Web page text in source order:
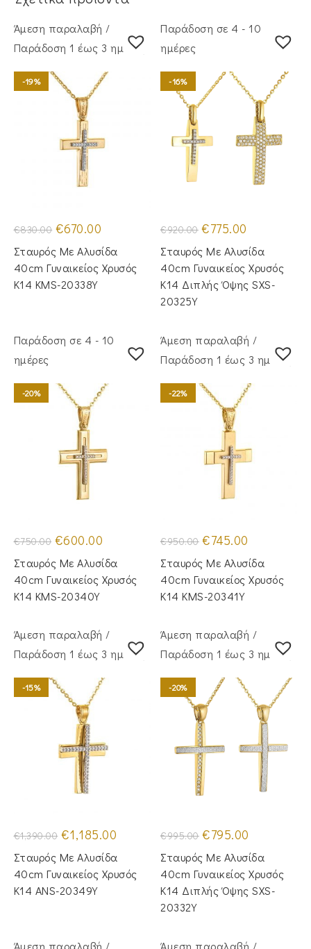
Άμεση παραλαβή /
Παράδoση 1 έως 3 ημέρες
-19%
€830.00 Original
price
was:
€830.00.
€670.00
τιμή
είναι:
€670.00.
Σταυρός Με Αλυσίδα
40cm Γυναικείος Χρυσός
Κ14 KMS-20338Y
Παράδοση σε 4 - 10
ημέρες
-16%
€920.00 Original
price
was:
€920.00.
€775.00
τιμή
είναι:
€775.00.
Σταυρός Με Αλυσίδα
40cm Γυναικείος Χρυσός
Κ14 Διπλής Όψης SXS-
20325Y
Παράδοση σε 4 - 10
ημέρες
-20%
€750.00 Original
price
was:
€750.00.
€600.00
τιμή
είναι:
€600.00.
Σταυρός Με Αλυσίδα
40cm Γυναικείος Χρυσός
Κ14 KMS-20340Y
Άμεση παραλαβή /
Παράδoση 1 έως 3 ημέρες
-22%
€950.00 Original
price
was:
€950.00.
€745.00
τιμή
είναι:
€745.00.
Σταυρός Με Αλυσίδα
40cm Γυναικείος Χρυσός
Κ14 KMS-20341Y
Άμεση παραλαβή /
Παράδoση 1 έως 3 ημέρες
-15%
€1,390.00 Original
price
was:
€1,390.00.
€1,185.00
είναι:
€1,185.00.
Σταυρός Mε Aλυσίδα
40cm Γυναικείος Χρυσός
Κ14 ANS-20349Y
Άμεση παραλαβή /
Παράδoση 1 έως 3 ημέρες
-20%
€995.00 Original
price
was:
€995.00.
€795.00
τιμή
είναι:
€795.00.
Σταυρός Με Αλυσίδα
40cm Γυναικείος Χρυσός
Κ14 Διπλής Όψης SXS-
20332Y
Άμεση παραλαβή /
Άμεση παραλαβή /